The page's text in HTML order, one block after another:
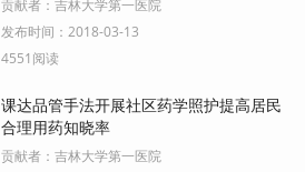
贡献者： 吉林大学第一医院
发布时间： 2018-03-13
4551阅读
课达品管手法开展社区药学照护提高居民
合理用药知晓率
贡献者： 吉林大学第一医院